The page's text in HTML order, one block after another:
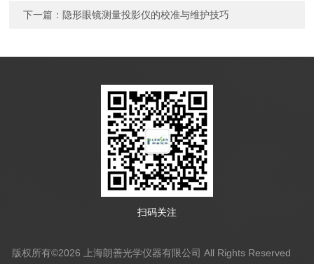
下一篇： 隐形眼镜测量投影仪的校准与维护技巧
扫码关注
版权所有©2026 上海朗善光学仪器有限公司 All Rights Reserved